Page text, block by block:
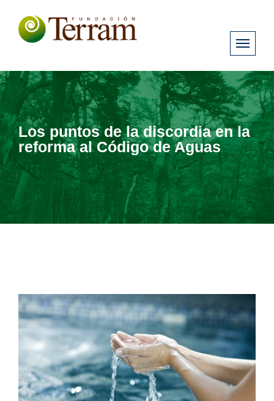
Los puntos de la discordia en la
reforma al Código de Aguas